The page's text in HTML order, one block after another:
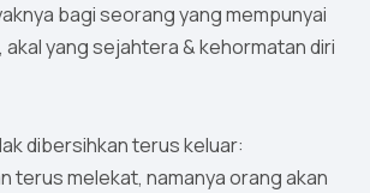
bagi seorang yang mempunyai
akal yang sejahtera & kehormatan diri
dibersihkan terus keluar:
terus melekat, namanya orang akan